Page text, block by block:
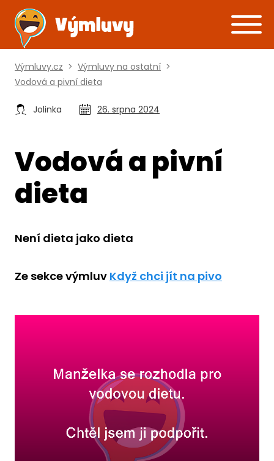
Výmluvy.cz > Výmluvy na ostatní >
Vodová a pivní dieta
Jolinka 26. srpna 2024
Vodová a pivní
dieta
Není dieta jako dieta
Ze sekce výmluv Když chci jít na pivo